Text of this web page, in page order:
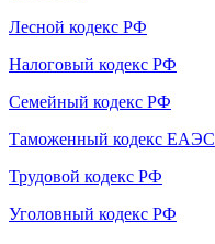
Лесной кодекс РФ
Налоговый кодекс РФ
Семейный кодекс РФ
Таможенный кодекс ЕАЭС
Трудовой кодекс РФ
Уголовный кодекс РФ